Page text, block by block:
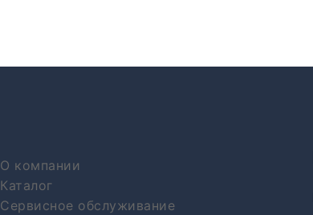
О компании
Каталог
Сервисное обслуживание